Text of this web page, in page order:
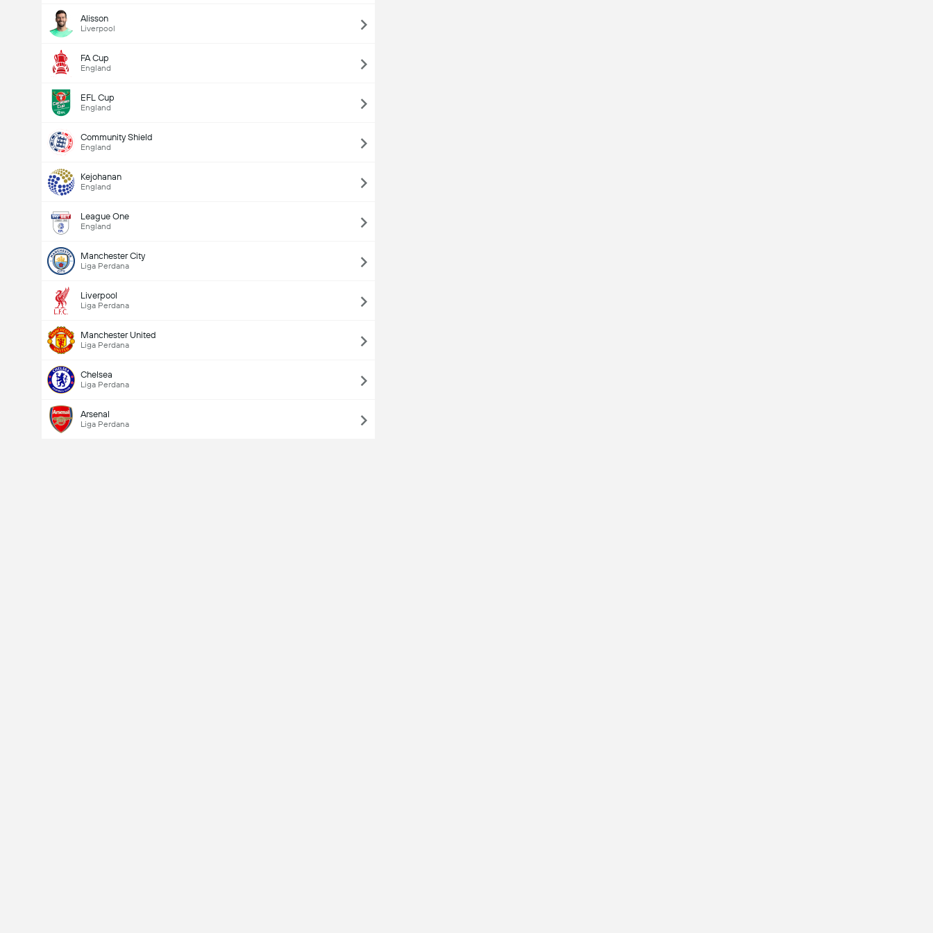
Alisson
Liverpool
FA Cup
England
EFL Cup
England
Community Shield
England
Kejohanan
England
League One
England
Manchester City
Liga Perdana
Liverpool
Liga Perdana
Manchester United
Liga Perdana
Chelsea
Liga Perdana
Arsenal
Liga Perdana